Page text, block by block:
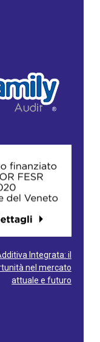
Integrata: il
nel mercato
attuale e futuro